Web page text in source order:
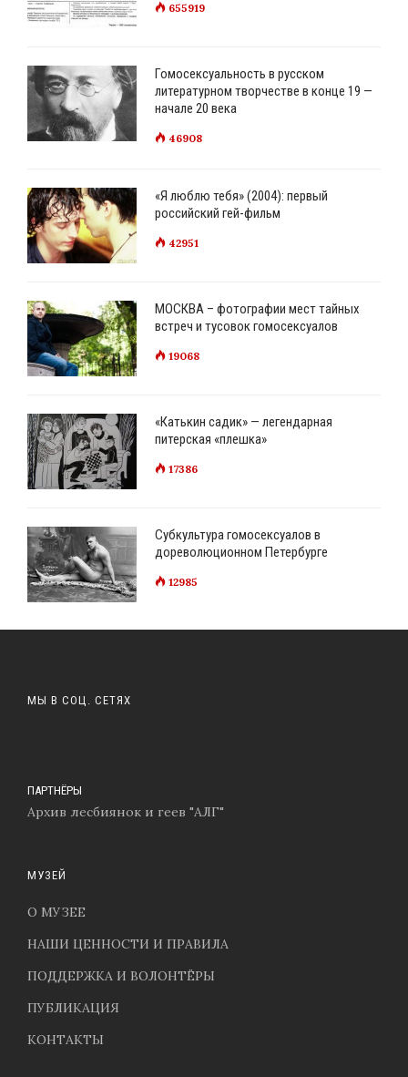
655919
Гомосексуальность в русском
литературном творчестве в конце 19 —
начале 20 века
46908
«Я люблю тебя» (2004): первый
российский гей-фильм
42951
МОСКВА – фотографии мест тайных
встреч и тусовок гомосексуалов
19068
«Катькин садик» — легендарная
питерская «плешка»
17386
Субкультура гомосексуалов в
дореволюционном Петербурге
12985
МЫ В СОЦ. СЕТЯХ
ПАРТНЁРЫ
Архив лесбиянок и геев "АЛГ"
МУЗЕЙ
О МУЗЕЕ
НАШИ ЦЕННОСТИ И ПРАВИЛА
ПОДДЕРЖКА И ВОЛОНТЁРЫ
ПУБЛИКАЦИЯ
КОНТАКТЫ